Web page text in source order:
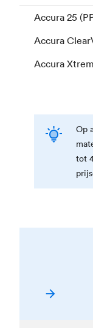
Accura 25
Accura
Accura
Op
tot